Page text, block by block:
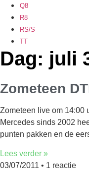
Q8
R8
RS/S
TT
Dag: juli
Zometeen
Zometeen live om 14:00
Mercedes sinds 2002
punten pakken en de
Lees verder »
03/07/2011
1 reactie